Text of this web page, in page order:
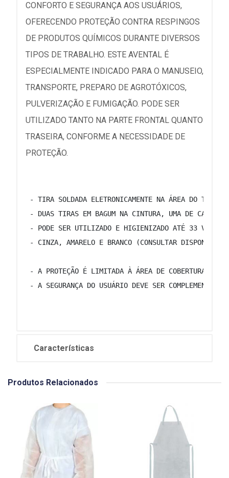
CONFORTO E SEGURANÇA AOS USUÁRIOS,
OFERECENDO PROTEÇÃO CONTRA RESPINGOS
DE PRODUTOS QUÍMICOS DURANTE DIVERSOS
TIPOS DE TRABALHO. ESTE AVENTAL É
ESPECIALMENTE INDICADO PARA O MANUSEIO,
TRANSPORTE, PREPARO DE AGROTÓXICOS,
PULVERIZAÇÃO E FUMIGAÇÃO. PODE SER
UTILIZADO TANTO NA PARTE FRONTAL QUANTO
TRASEIRA, CONFORME A NECESSIDADE DE
PROTEÇÃO.
- TIRA SOLDADA ELETRONICAMENTE NA ÁREA DO TÓRAX
- DUAS TIRAS EM BAGUM NA CINTURA, UMA DE CADA
- PODE SER UTILIZADO E HIGIENIZADO ATÉ 33
- CINZA, AMARELO E BRANCO (CONSULTAR
- A PROTEÇÃO É LIMITADA À ÁREA DE COBERTURA DO
- A SEGURANÇA DO USUÁRIO DEVE SER
Características
Produtos Relacionados